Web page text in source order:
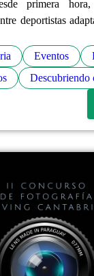
primera
deportistas
Eventos
Descubriendo